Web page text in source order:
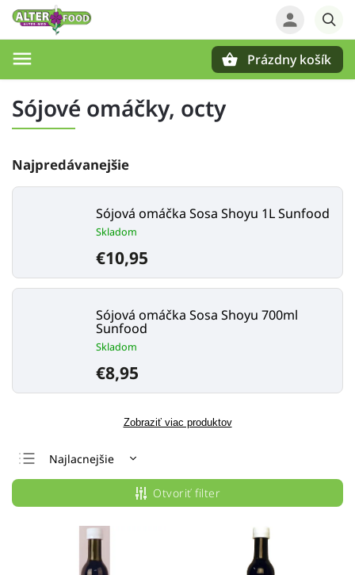
Prázdny košík
Sójové omáčky, octy
Najpredávanejšie
Sójová omáčka Sosa Shoyu 1L Sunfood
Skladom
€10,95
Sójová omáčka Sosa Shoyu 700ml
Sunfood
Skladom
€8,95
Zobraziť viac produktov
Najlacnejšie
Najdrahšie
Najpredávanejšie
Otvoriť filter